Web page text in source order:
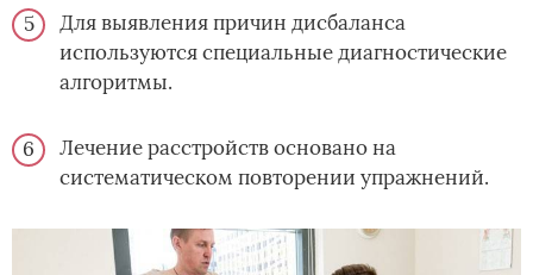
Для выявления причин дисбаланса
используются специальные диагностические
алгоритмы.
Лечение расстройств основано на
систематическом повторении упражнений.